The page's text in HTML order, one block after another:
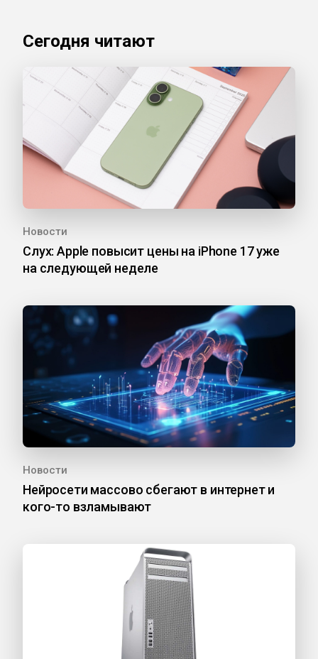
Сегодня читают
Новости
Слух: Apple повысит цены на iPhone 17 уже
на следующей неделе
Новости
Нейросети массово сбегают в интернет и
кого-то взламывают